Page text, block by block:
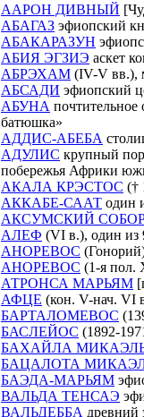
ААРОН ДИВНЫЙ
АБАГАЗ эфиопский
АБАКАРАЗУН
АБИЯ ЭГЗИЭ аскет
АБРЭХАМ (IV-V вв.),
АБСАДИ эфиопский
АБУНА
батюшка»
АДДИС-АБЕБА
АДУЛИС крупный
побережья Африки
АКАЛА КРЭСТОС (†
АККАБЕ-СААТ один
АКСУМСКИЙ
АЛЕФ (VI в.), один из
АНОРЕВОС
АНОРЕВОС (1-я пол.
АТРОНСА МАРЬЯМ
АФЦЕ (кон. V-нач. VI
БАРТАЛОМЕВОС
БАСЛЕЙОС (1892-
БАХАЙЛА
БАЦАЛОТА
БАЭДА-МАРЬЯМ
ВАЛЬДА ТЕНСАЭ
ВАЛЬДЕББА древний